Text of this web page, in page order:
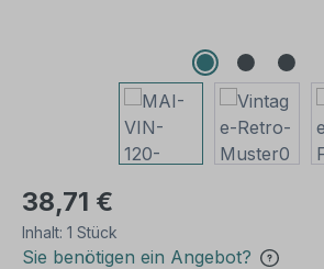
38,71 €
Inhalt: 1 Stück
Sie benötigen ein Angebot?